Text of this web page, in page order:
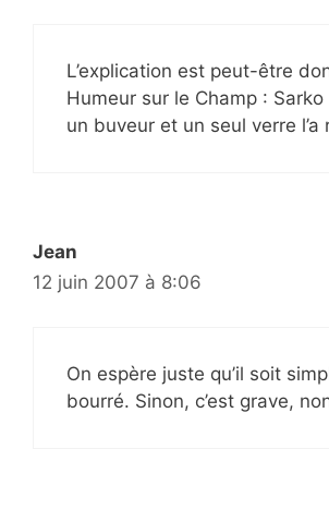
L’explication est peut-être
Humeur sur le Champ : Sarko
un buveur et un seul verre l’a
Jean
12 juin 2007 à 8:06
On espère juste qu’il soit
bourré. Sinon, c’est grave,